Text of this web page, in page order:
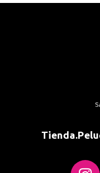
Tienda.